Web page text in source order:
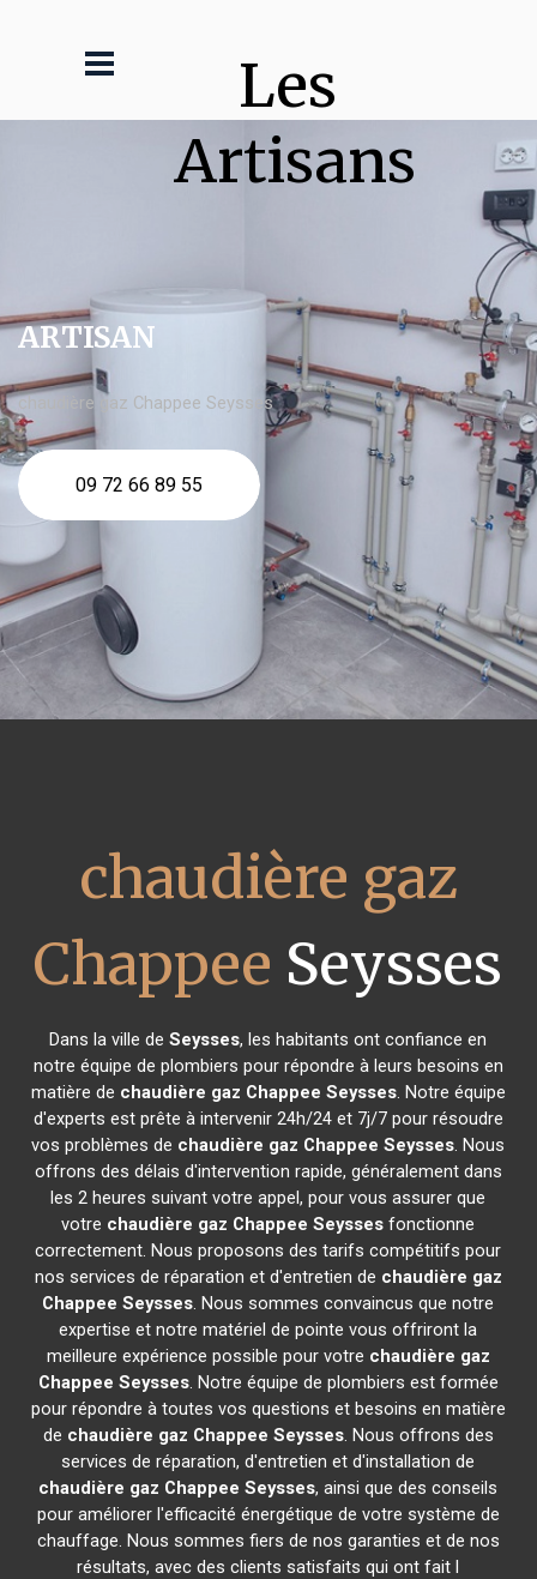
Les
Artisans
ARTISAN
chaudière gaz Chappee Seysses
09 72 66 89 55
chaudière gaz
Chappee Seysses
Dans la ville deSeysses, les habitants ont confiance en
notre équipe de plombiers pour répondre à leurs besoins en
matière de chaudière gaz Chappee Seysses. Notre équipe
d'experts est prête à intervenir 24h/24 et 7j/7 pour résoudre
vos problèmes de chaudière gaz Chappee Seysses. Nous
offrons des délais d'intervention rapide, généralement dans
les 2 heures suivant votre appel, pour vous assurer que
votre chaudière gaz Chappee Seysses fonctionne
correctement. Nous proposons des tarifs compétitifs pour
nos services de réparation et d'entretien de chaudière gaz
Chappee Seysses. Nous sommes convaincus que notre
expertise et notre matériel de pointe vous offriront la
meilleure expérience possible pour votre chaudière gaz
Chappee Seysses. Notre équipe de plombiers est formée
pour répondre à toutes vos questions et besoins en matière
de chaudière gaz Chappee Seysses. Nous offrons des
services de réparation, d'entretien et d'installation de
chaudière gaz Chappee Seysses, ainsi que des conseils
pour améliorer l'efficacité énergétique de votre système de
chauffage. Nous sommes fiers de nos garanties et de nos
résultats, avec des clients satisfaits qui ont fait l